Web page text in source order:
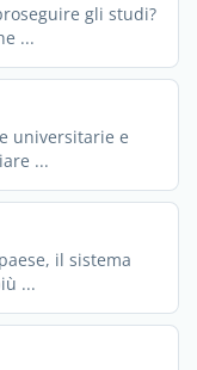
gli studi?
...
universitarie e
...
il sistema
...